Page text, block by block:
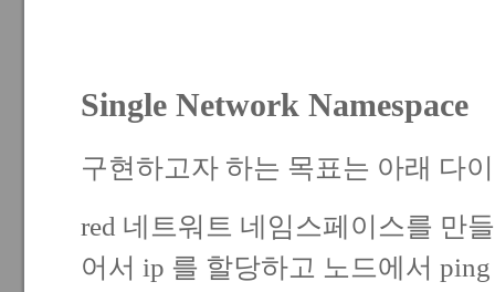
Single Network Namespace
구현하고자 하는 목표는 아래 다
red 네트워트 네임스페이스를 만
어서 ip 를 할당하고 노드에서